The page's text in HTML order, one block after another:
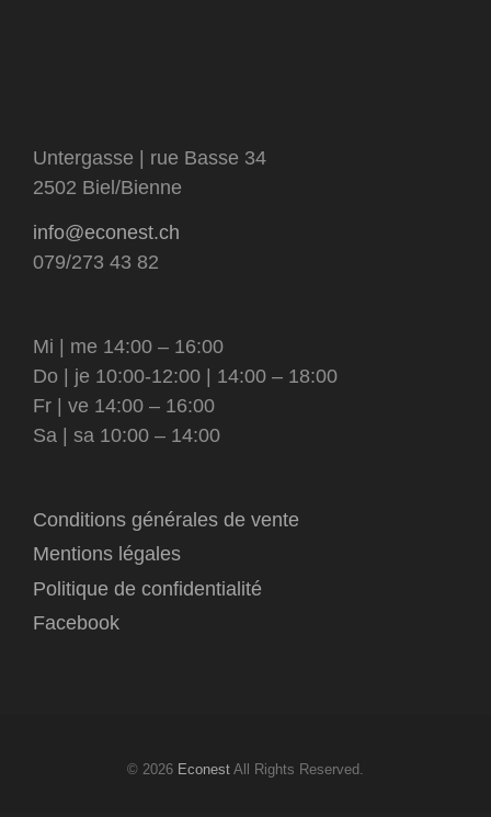
Untergasse | rue Basse 34
2502 Biel/Bienne
info@econest.ch
079/273 43 82
Mi | me 14:00 – 16:00
Do | je 10:00-12:00 | 14:00 – 18:00
Fr | ve 14:00 – 16:00
Sa | sa 10:00 – 14:00
Conditions générales de vente
Mentions légales
Politique de confidentialité
Facebook
© 2026 Econest All Rights Reserved.